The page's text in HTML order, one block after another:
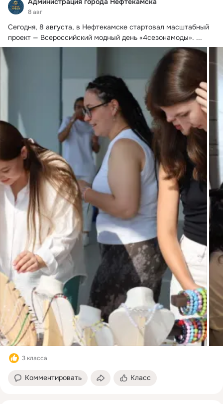
8 авг
Сегодня, 8 августа, в Нефтекамске стартовал масштабный
проект — Всероссийский модный день «4сезонамоды». ...
3 класса
Комментировать Класс